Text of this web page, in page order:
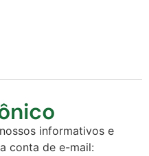
informativos e
conta de e-mail: